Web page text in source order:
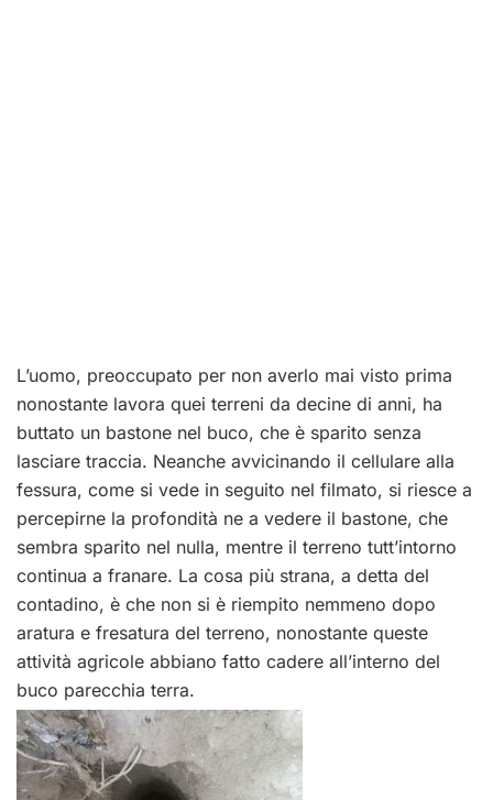
L’uomo, preoccupato per non averlo mai visto prima
nonostante lavora quei terreni da decine di anni, ha
buttato un bastone nel buco, che è sparito senza
lasciare traccia. Neanche avvicinando il cellulare alla
fessura, come si vede in seguito nel filmato, si riesce a
percepirne la profondità ne a vedere il bastone, che
sembra sparito nel nulla, mentre il terreno tutt’intorno
continua a franare. La cosa più strana, a detta del
contadino, è che non si è riempito nemmeno dopo
aratura e fresatura del terreno, nonostante queste
attività agricole abbiano fatto cadere all’interno del
buco parecchia terra.